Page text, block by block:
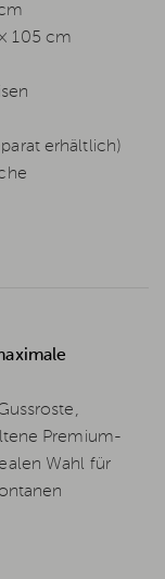
105 cm
erhältlich)
Premium-
Wahl für